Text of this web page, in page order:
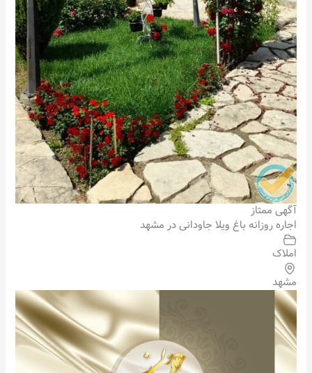
آگهی ممتاز
اجاره روزانه باغ ویلا جاودانی در مشهد
املاک
مشهد